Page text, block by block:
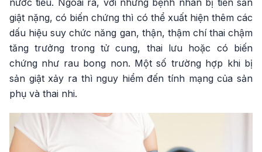
nước tiểu. Ngoài ra, với những bệnh nhân bị tiền sản
giật nặng, có biến chứng thì có thể xuất hiện thêm các
dấu hiệu suy chức năng gan, thận, thậm chí thai chậm
tăng trưởng trong tử cung, thai lưu hoặc có biến
chứng như rau bong non. Một số trường hợp khi bị
sản giật xảy ra thì nguy hiểm đến tính mạng của sản
phụ và thai nhi.